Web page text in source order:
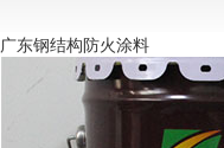
广东钢结构防火涂料